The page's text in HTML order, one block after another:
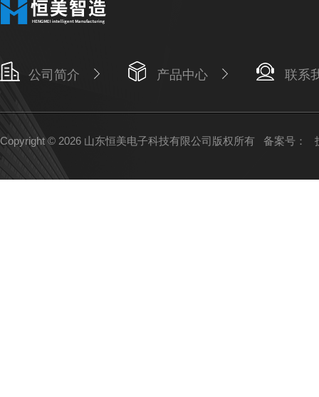
公司简介 产品中心 联系
Copyright © 2026 山东恒美电子科技有限公司版权所有 备案号：